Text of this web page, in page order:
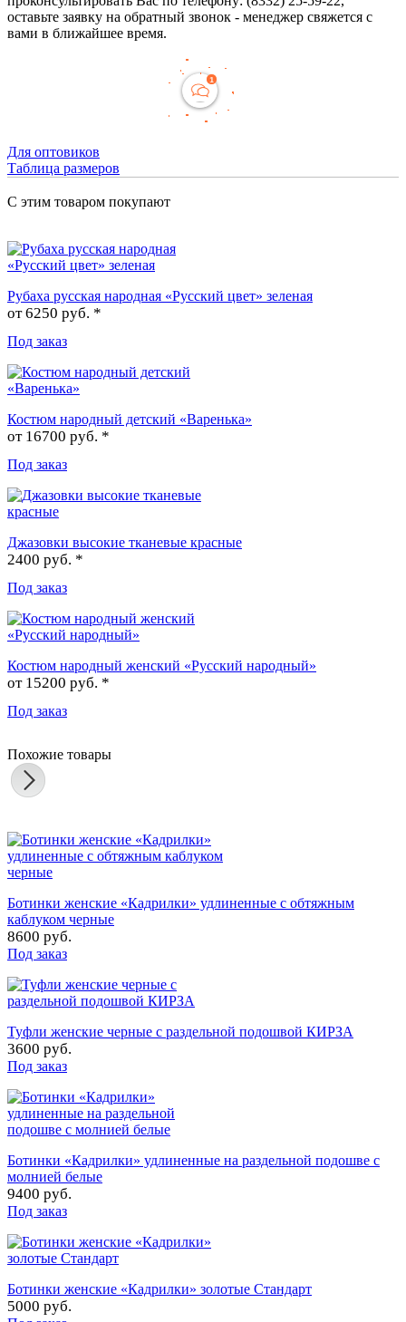
оставьте заявку на обратный звонок - менеджер свяжется с
вами в ближайшее время.
Для оптовиков
Таблица размеров
С этим товаром покупают
Рубаха русская народная «Русский цвет» зеленая
от6250 руб. *
Под заказ
Костюм народный детский «Варенька»
от 16700 руб. *
Под заказ
Джазовки высокие тканевые красные
2400 руб. *
Под заказ
Костюм народный женский «Русский народный»
от 15200 руб. *
Под заказ
Похожие товары
Ботинки женские «Кадрилки» удлиненные с обтяжным
каблуком черные
8600 руб.
Под заказ
Туфли женские черные с раздельной подошвой КИРЗА
3600 руб.
Под заказ
Ботинки «Кадрилки» удлиненные на раздельной подошве с
молнией белые
9400 руб.
Под заказ
Ботинки женские «Кадрилки» золотые Стандарт
5000 руб.